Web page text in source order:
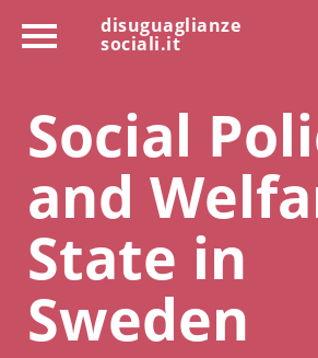
disuguaglianze
sociali.it
Social
and
State in
Sweden